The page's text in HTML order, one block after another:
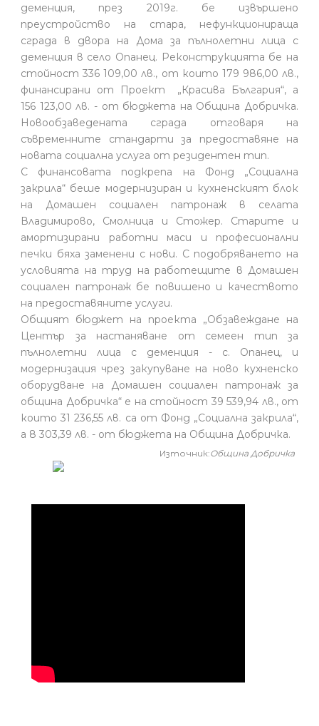
деменция, през 2019г. бе извършено
преустройство на стара, нефункционираща
сграда в двора на Дома за пълнолетни лица с
деменция в село Опанец. Реконструкцията бе на
стойност 336 109,00 лв., от които 179 986,00 лв.,
финансирани от Проект „Красива България“, а
156 123,00 лв. - от бюджета на Община Добричка.
Новообзаведената сграда отговаря на
съвременните стандарти за предоставяне на
новата социална услуга от резидентен тип.
С финансовата подкрепа на Фонд „Социална
закрила“ беше модернизиран и кухненският блок
на Домашен социален патронаж в селата
Владимирово, Смолница и Стожер. Старите и
амортизирани работни маси и професионални
печки бяха заменени с нови. С подобряването на
условията на труд на работещите в Домашен
социален патронаж бе повишено и качеството
на предоставяните услуги.
Общият бюджет на проекта „Обзавеждане на
Център за настаняване от семеен тип за
пълнолетни лица с деменция - с. Опанец, и
модернизация чрез закупуване на ново кухненско
оборудване на Домашен социален патронаж за
община Добричка“ е на стойност 39 539,94 лв., от
които 31 236,55 лв. са от Фонд „Социална закрила“,
а 8 303,39 лв. - от бюджета на Община Добричка.
Източник:Община Добричка